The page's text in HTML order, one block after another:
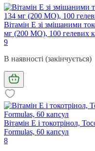
Вітамін Е зі змішаними
мг (200 МО), 100 гелевих
9
В наявності (закінчується)
Вітамін Е і токотрінол,
Formulas, 60 капсул
8